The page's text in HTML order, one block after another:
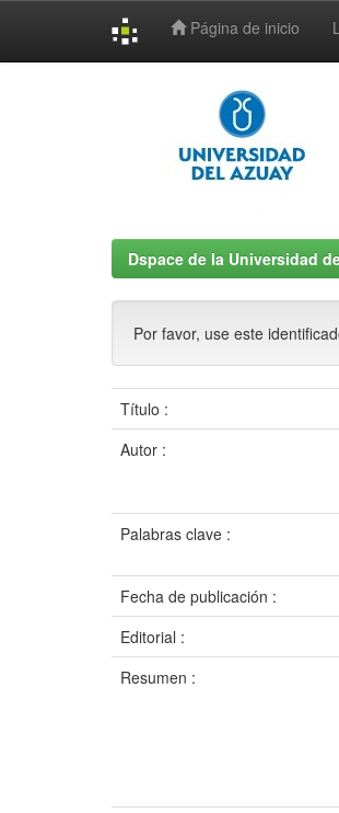
Página de inicio
Dspace de la Universidad
Por favor, use este
Título :
Autor :
Palabras clave :
Fecha de publicación :
Editorial :
Resumen :